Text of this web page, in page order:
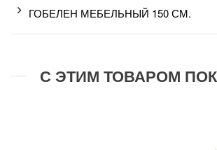
ГОБЕЛЕН МЕБЕЛЬНЫЙ 150 СМ.
С ЭТИМ ТОВАРОМ